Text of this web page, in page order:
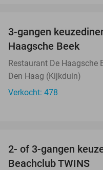
3-gangen
Haagsche Beek
Restaurant De Haagsche
Den Haag (Kijkduin)
Verkocht: 478
2- of 3-gangen
Beachclub TWINS